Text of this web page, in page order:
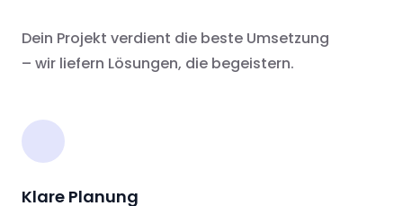
Dein Projekt verdient die beste Umsetzung
– wir liefern Lösungen, die begeistern.
Klare Planung